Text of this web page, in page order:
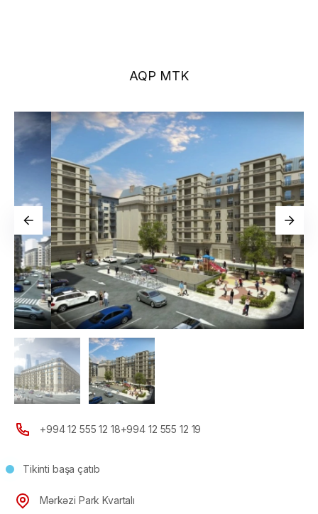
Xəbərlər
Qalereya
Video
AQP MTK
+994 12 555 12 18+994 12 555 12 19
Tikinti başa çatıb
Mərkəzi Park Kvartalı